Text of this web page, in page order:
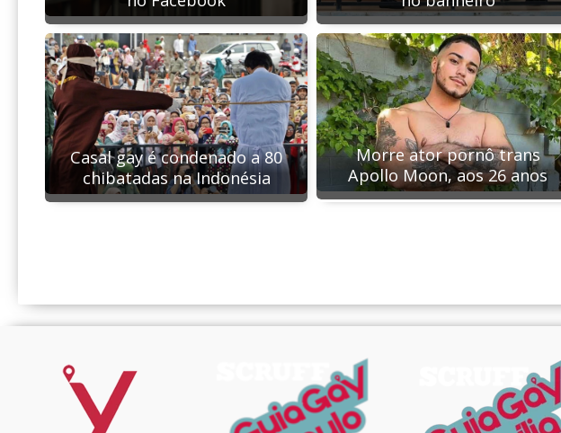
Casal gay é condenado a 80
chibatadas na Indonésia
Morre ator pornô trans
Apollo Moon, aos 26 anos